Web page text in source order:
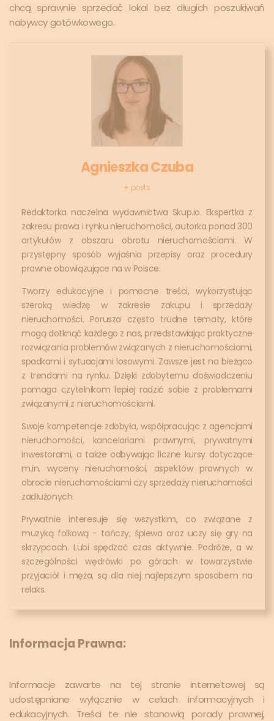
chcą sprawnie sprzedać lokal bez długich poszukiwań
nabywcy gotówkowego.
Agnieszka Czuba
+ posts
Redaktorka naczelna wydawnictwa Skup.io. Ekspertka z
zakresu prawa i rynku nieruchomości, autorka ponad 300
artykułów z obszaru obrotu nieruchomościami. W
przystępny sposób wyjaśnia przepisy oraz procedury
prawne obowiązujące na w Polsce.
Tworzy edukacyjne i pomocne treści, wykorzystując
szeroką wiedzę w zakresie zakupu i sprzedaży
nieruchomości. Porusza często trudne tematy, które
mogą dotknąć każdego z nas, przedstawiając praktyczne
rozwiązania problemów związanych z nieruchomościami,
spadkami i sytuacjami losowymi. Zawsze jest na bieżąco
z trendami na rynku. Dzięki zdobytemu doświadczeniu
pomaga czytelnikom lepiej radzić sobie z problemami
związanymi z nieruchomościami.
Swoje kompetencje zdobyła, współpracując z agencjami
nieruchomości, kancelariami prawnymi, prywatnymi
inwestorami, a także odbywając liczne kursy dotyczące
m.in. wyceny nieruchomości, aspektów prawnych w
obrocie nieruchomościami czy sprzedaży nieruchomości
zadłużonych.
Prywatnie interesuje się wszystkim, co związane z
muzyką folkową - tańczy, śpiewa oraz uczy się gry na
skrzypcach. Lubi spędzać czas aktywnie. Podróże, a w
szczególności wędrówki po górach w towarzystwie
przyjaciół i męża, są dla niej najlepszym sposobem na
relaks.
Informacja Prawna:
Informacje zawarte na tej stronie internetowej są
udostępniane wyłącznie w celach informacyjnych i
edukacyjnych. Treści te nie stanowią porady prawnej,